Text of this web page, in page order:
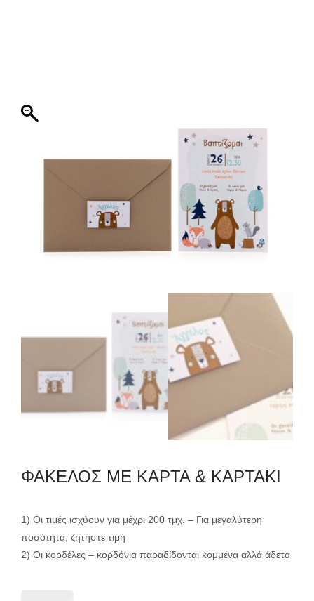
ΦΑΚΕΛΟΣ ME ΚΑΡΤΑ & ΚΑΡΤΑΚΙ
1) Οι τιμές ισχύουν για μέχρι 200 τμχ. – Για μεγαλύτερη
ποσότητα, ζητήστε τιμή
2) Οι κορδέλες – κορδόνια παραδίδονται κομμένα αλλά άδετα